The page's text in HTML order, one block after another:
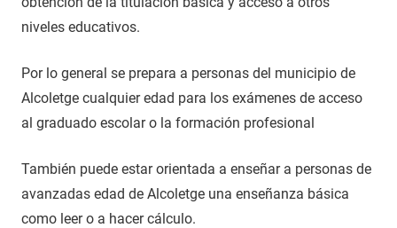
niveles educativos.
Por lo general se prepara a personas del municipio de
Alcoletge cualquier edad para los exámenes de acceso
al graduado escolar o la formación profesional
También puede estar orientada a enseñar a personas de
avanzadas edad de Alcoletge una enseñanza básica
como leer o a hacer cálculo.